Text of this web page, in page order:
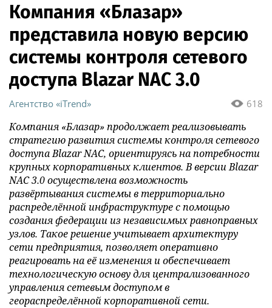
Компания «Блазар»
представила новую версию
системы контроля сетевого
доступа Blazar NAC 3.0
618
Агентство «iTrend»
Компания «Блазар» продолжает реализовывать
стратегию развития системы контроля сетевого
доступа Blazar NAC, ориентируясь на потребности
крупных корпоративных клиентов. В версии Blazar
NAC 3.0 осуществлена возможность
развёртывания системы в территориально
распределённой инфраструктуре с помощью
создания федерации из независимых равноправных
узлов. Такое решение учитывает архитектуру
сети предприятия, позволяет оперативно
реагировать на её изменения и обеспечивает
технологическую основу для централизованного
управления сетевым доступом в
геораспределённой корпоративной сети.